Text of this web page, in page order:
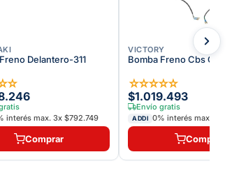
Delantero-311
☆
interés max. 3x $792.749
Comprar
VICTORY
Bomba Freno Cbs
☆☆☆☆☆
$1.019.493
Envío gratis
ADDI 0% interés max.
Comprar